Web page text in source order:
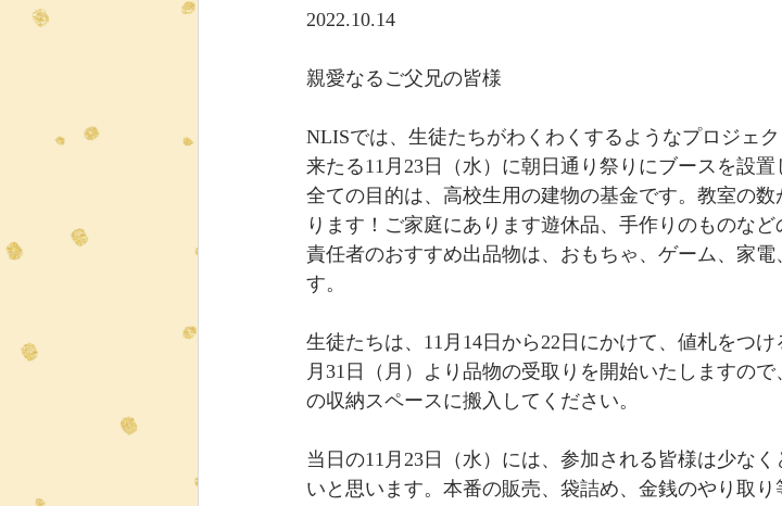
2022.10.14
親愛なるご父兄の皆様
NLISでは、生徒たちがわくわくするようなプロジェク
来たる11月23日（水）に朝日通り祭りにブースを設
全ての目的は、高校生用の建物の基金です。教室の
ります！ご家庭にあります遊休品、手作りのものな
責任者のおすすめ出品物は、おもちゃ、ゲーム、家
す。
生徒たちは、11月14日から22日にかけて、値札をつ
月31日（月）より品物の受取りを開始いたしますの
の収納スペースに搬入してください。
当日の11月23日（水）には、参加される皆様は少な
いと思います。本番の販売、袋詰め、金銭のやり取